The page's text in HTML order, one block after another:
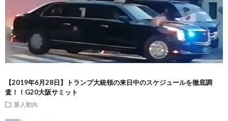
【2019年6月28日】トランプ大統領の来日中のスケジュールを徹底調
査！！G20大阪サミット
要人動向